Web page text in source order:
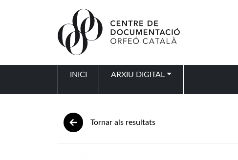
INICI ARXIU DIGITAL
Tornar als resultats